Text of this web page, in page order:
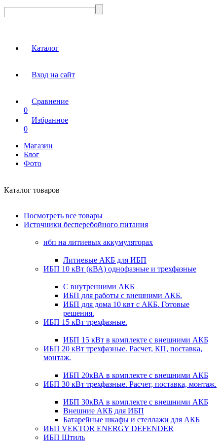
Каталог
Вход на сайт
Сравнение
0
Избранное
0
Магазин
Блог
Фото
Каталог товаров
Посмотреть все товары
Источники бесперебойного питания
ибп на литиевых аккумуляторах
Литиевые АКБ для ИБП
ИБП 10 кВт (кВА) однофазные и трехфазные
С внутренними АКБ
ИБП для работы с внешними АКБ.
ИБП для дома 10 квт с АКБ. Готовые
решения.
ИБП 15 кВт трехфазные.
ИБП 15 кВт в комплекте с внешними АКБ
ИБП 20 кВт трехфазные. Расчет, КП, поставка,
монтаж.
ИБП 20кВА в комплекте с внешними АКБ
ИБП 30 кВт трехфазные. Расчет, поставка, монтаж.
ИБП 30кВА в комплекте с внешними АКБ
Внешние АКБ для ИБП
Батарейные шкафы и стеллажи для АКБ
ИБП VEKTOR ENERGY DEFENDER
ИБП Штиль